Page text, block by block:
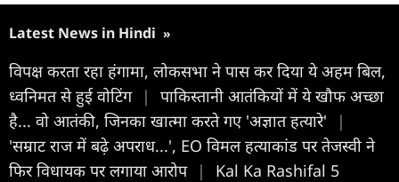
Latest News in Hindi »
विपक्ष करता रहा हंगामा, लोकसभा ने पास कर दिया ये अहम बिल,
ध्वनिमत से हुई वोटिंग |
पाकिस्तानी आतंकियों में ये खौफ अच्छा
है... वो आतंकी, जिनका खात्मा करते गए 'अज्ञात हत्यारे'
|
'सम्राट राज में बढ़े अपराध...', EO विमल हत्याकांड पर तेजस्वी ने
फिर विधायक पर लगाया आरोप |
Kal Ka Rashifal 5